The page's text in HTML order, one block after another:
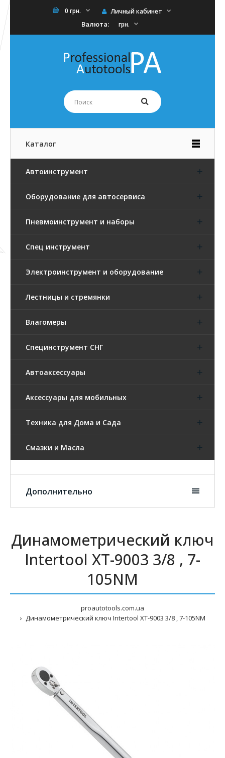
0 грн. Личный кабинет
Валюта: грн.
Каталог
Автоинструмент
Оборудование для автосервиса
Пневмоинструмент и наборы
Спец инструмент
Электроинструмент и оборудование
Лестницы и стремянки
Влагомеры
Специнструмент СНГ
Автоаксессуары
Аксессуары для мобильных
Техника для Дома и Сада
Смазки и Масла
Дополнительно
Динамометрический ключ
Intertool XT-9003 3/8 , 7-
105NM
proautotools.com.ua
Динамометрический ключ Intertool XT-9003 3/8 , 7-105NM